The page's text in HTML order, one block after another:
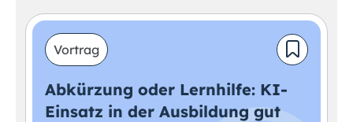
Vortrag
Abkürzung oder Lernhilfe: KI-
Einsatz in der Ausbildung gut